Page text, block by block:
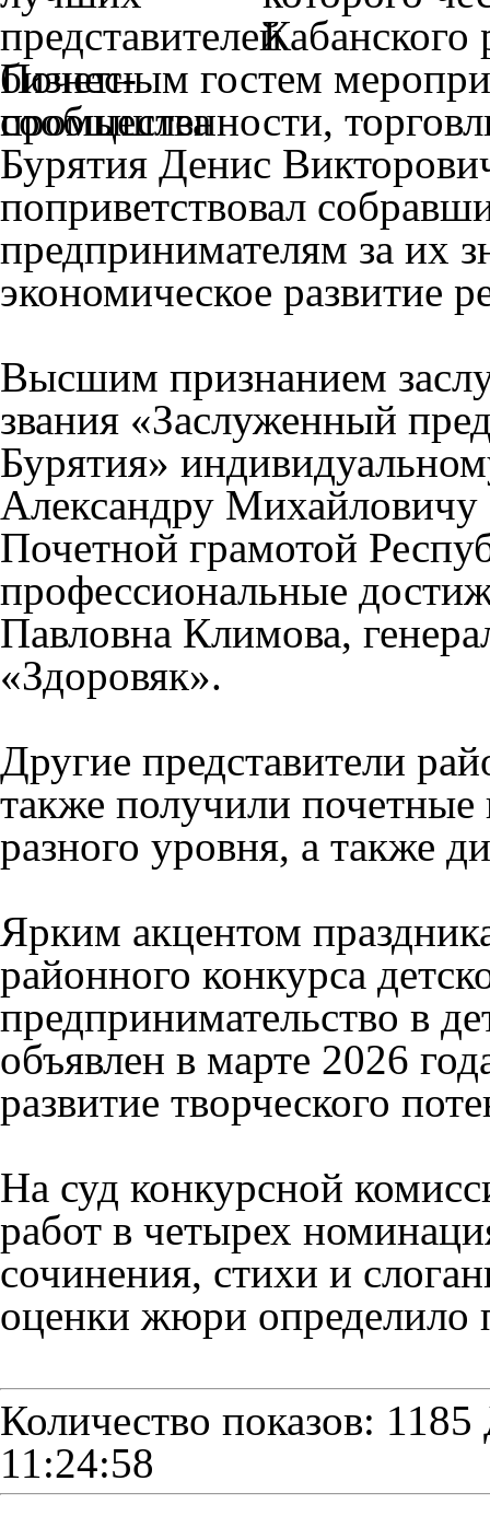
Почетным гостем
промышленности,
Бурятия Денис
поприветствовал
предпринимателям за их
экономическое развитие
Высшим признанием
звания «Заслуженный
Бурятия»
Александру
Почетной грамотой
профессиональные
Павловна Климова,
«Здоровяк».
Другие представители
также получили почетные
разного уровня, а также
Ярким акцентом
районного конкурса
предпринимательство в
объявлен в марте 2026
развитие творческого
На суд конкурсной
работ в четырех
сочинения, стихи и
оценки жюри определило
Количество показов: 1185
11:24:58